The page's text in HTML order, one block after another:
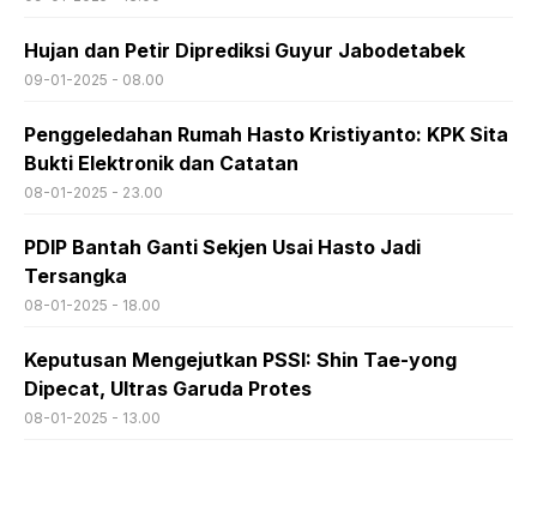
Hujan dan Petir Diprediksi Guyur Jabodetabek
09-01-2025 - 08.00
Penggeledahan Rumah Hasto Kristiyanto: KPK Sita
Bukti Elektronik dan Catatan
08-01-2025 - 23.00
PDIP Bantah Ganti Sekjen Usai Hasto Jadi
Tersangka
08-01-2025 - 18.00
Keputusan Mengejutkan PSSI: Shin Tae-yong
Dipecat, Ultras Garuda Protes
08-01-2025 - 13.00